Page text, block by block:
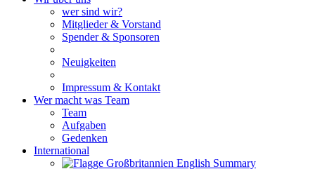
wer sind wir?
Mitglieder & Vorstand
Spender & Sponsoren
Neuigkeiten
Impressum & Kontakt
Wer macht was Team
Team
Aufgaben
Gedenken
International
English Summary